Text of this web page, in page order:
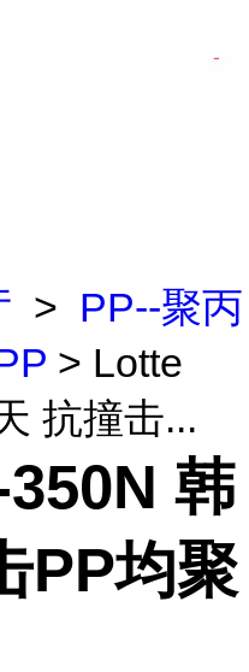
> PP--聚丙
> Lotte
抗撞击...
韩
PP均聚